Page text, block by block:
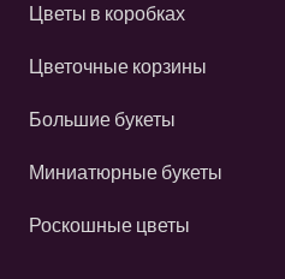
Цветы в коробках
Цветочные корзины
Большие букеты
Миниатюрные букеты
Роскошные цветы